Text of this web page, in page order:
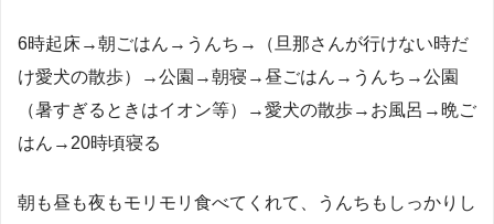
6時起床→朝ごはん→うんち→（旦那さんが行けない時だ
け愛犬の散歩）→公園→朝寝→昼ごはん→うんち→公園
（暑すぎるときはイオン等）→愛犬の散歩→お風呂→晩ご
はん→20時頃寝る
朝も昼も夜もモリモリ食べてくれて、うんちもしっかりし